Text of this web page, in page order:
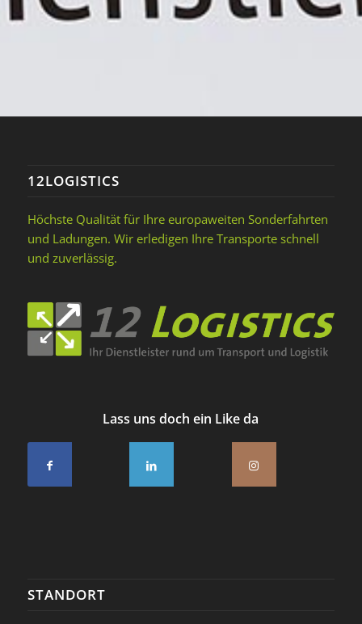
12LOGISTICS
Höchste Qualität für Ihre europaweiten Sonderfahrten
und Ladungen. Wir erledigen Ihre Transporte schnell
und zuverlässig.
Lass uns doch ein Like da
STANDORT